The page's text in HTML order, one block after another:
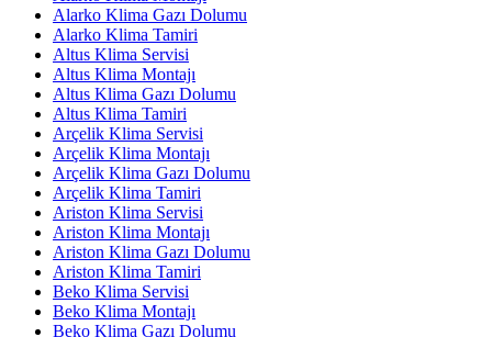
Alarko Klima Gazı Dolumu
Alarko Klima Tamiri
Altus Klima Servisi
Altus Klima Montajı
Altus Klima Gazı Dolumu
Altus Klima Tamiri
Arçelik Klima Servisi
Arçelik Klima Montajı
Arçelik Klima Gazı Dolumu
Arçelik Klima Tamiri
Ariston Klima Servisi
Ariston Klima Montajı
Ariston Klima Gazı Dolumu
Ariston Klima Tamiri
Beko Klima Servisi
Beko Klima Montajı
Beko Klima Gazı Dolumu